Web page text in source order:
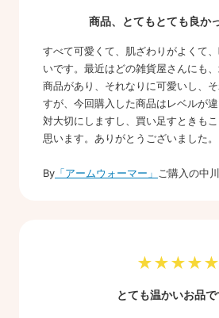
商品、とてもとても良か
すべて可愛くて、肌ざわりがよくて
いです。最近はどの雑貨屋さんにも
商品があり、それなりに可愛いし、
すが、今回購入した商品はレベルが
対大切にしますし、買い足すときも
思います。ありがとうございました。
By 「アームウォーマー」 ご購入の
★★★★★
とても温かいお品で